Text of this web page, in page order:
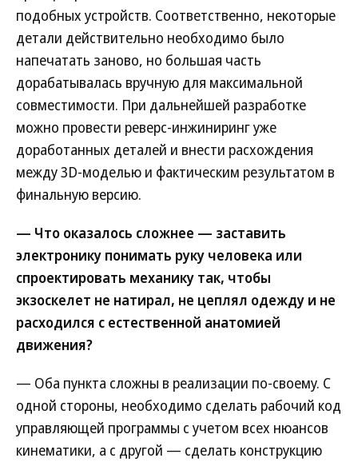
подобных устройств. Соответственно, некоторые
детали действительно необходимо было
напечатать заново, но большая часть
дорабатывалась вручную для максимальной
совместимости. При дальнейшей разработке
можно провести реверс-инжиниринг уже
доработанных деталей и внести расхождения
между 3D-моделью и фактическим результатом в
финальную версию.
— Что оказалось сложнее — заставить
электронику понимать руку человека или
спроектировать механику так, чтобы
экзоскелет не натирал, не цеплял одежду и не
расходился с естественной анатомией
движения?
— Оба пункта сложны в реализации по-своему. С
одной стороны, необходимо сделать рабочий код
управляющей программы с учетом всех нюансов
кинематики, а с другой — сделать конструкцию